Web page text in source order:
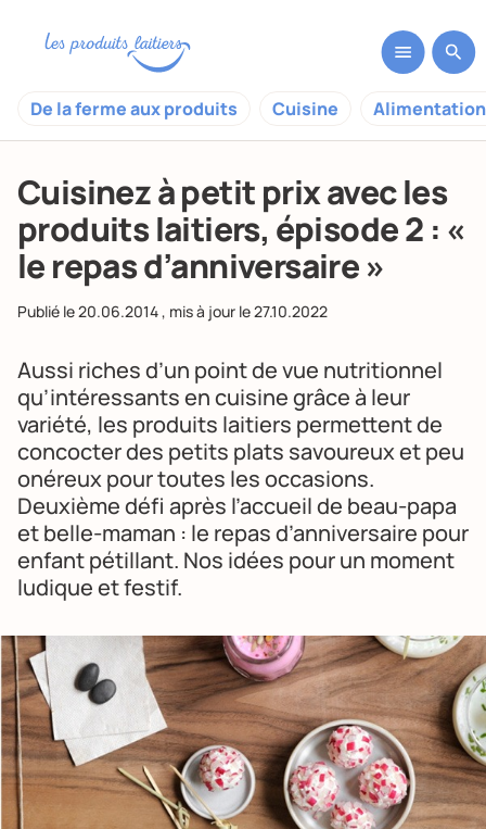
De la ferme aux produits Cuisine
Cuisinez à petit prix avec les
produits laitiers, épisode 2 : «
le repas d’anniversaire »
Publié le20.06.2014, mis à jour le27.10.2022
Aussi riches d’un point de vue nutritionnel
qu’intéressants en cuisine grâce à leur
variété, les produits laitiers permettent de
concocter des petits plats savoureux et peu
onéreux pour toutes les occasions.
Deuxième défi après l’accueil de beau-papa
et belle-maman : le repas d’anniversaire pour
enfant pétillant. Nos idées pour un moment
ludique et festif.